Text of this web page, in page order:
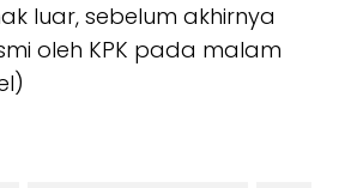
luar, sebelum akhirnya
oleh KPK pada malam